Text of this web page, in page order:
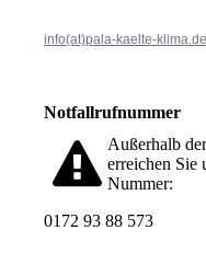
info(at)pala-kaelte-klima.de
Notfallrufnummer
Außerhalb
erreichen Sie
Nummer:
0172 93 88 573